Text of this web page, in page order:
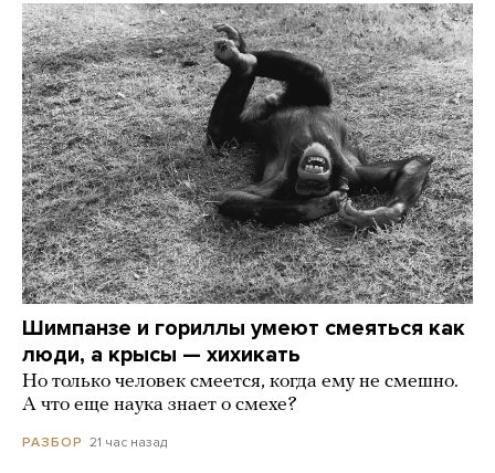
Шимпанзе и гориллы умеют смеяться как
люди, а крысы — хихикать
Но только человек смеется, когда ему не смешно.
А что еще наука знает о смехе?
РАЗБОР 21 час назад